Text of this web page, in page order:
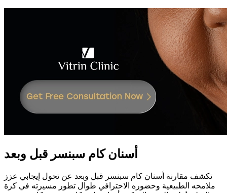
أسنان كام سبنسر قبل وبعد
تكشف مقارنة أسنان كام سبنسر قبل وبعد عن تحول إيجابي عزز
ملامحه الطبيعية وحضوره الاحترافي طوال تطور مسيرته في كرة